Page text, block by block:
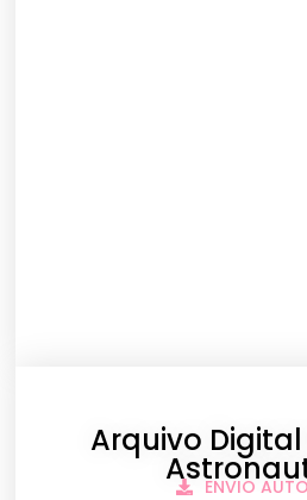
Arquivo Digital
ENVIO